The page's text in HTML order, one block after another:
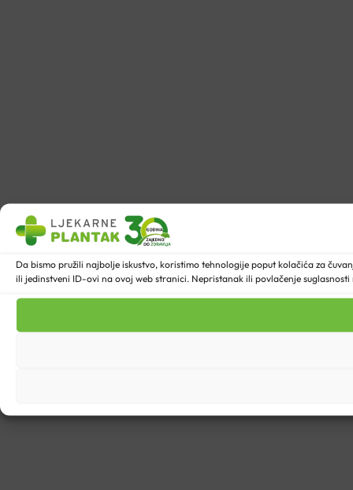
Da bismo pružili najbolje iskustvo, koristimo tehnologije poput kolačića za
ili jedinstveni ID-ovi na ovoj web stranici. Nepristanak ili povlačenje